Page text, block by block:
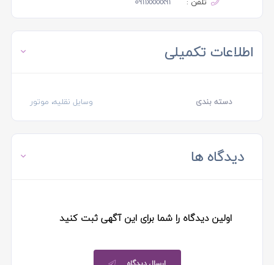
اطلاعات تکمیلی
دسته بندی وسایل نقلیه، موتور
دیدگاه ها
اولین دیدگاه را شما برای این آگهی ثبت کنید